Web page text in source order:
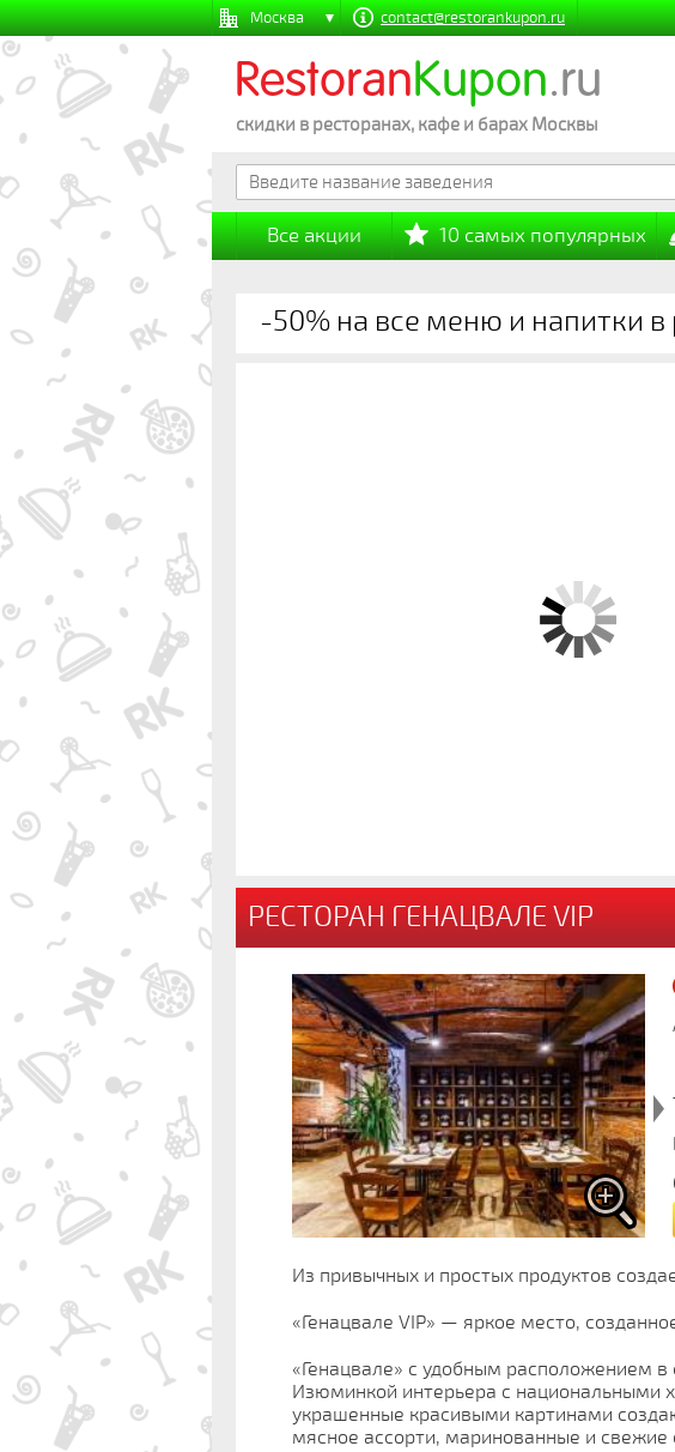
Москва contact@restorankupon.ru
RestoranKupon.ru
скидки в ресторанах, кафе и барах Москвы
Все акции 10 самых популярных
-50% на все меню и напитки в
РЕСТОРАН ГЕНАЦВАЛЕ VIP
Из привычных и простых продуктов
«Генацвале VIP» — яркое место,
«Генацвале» с удобным расположением
Изюминкой интерьера с национальными
украшенные красивыми картинами
мясное ассорти, маринованные и